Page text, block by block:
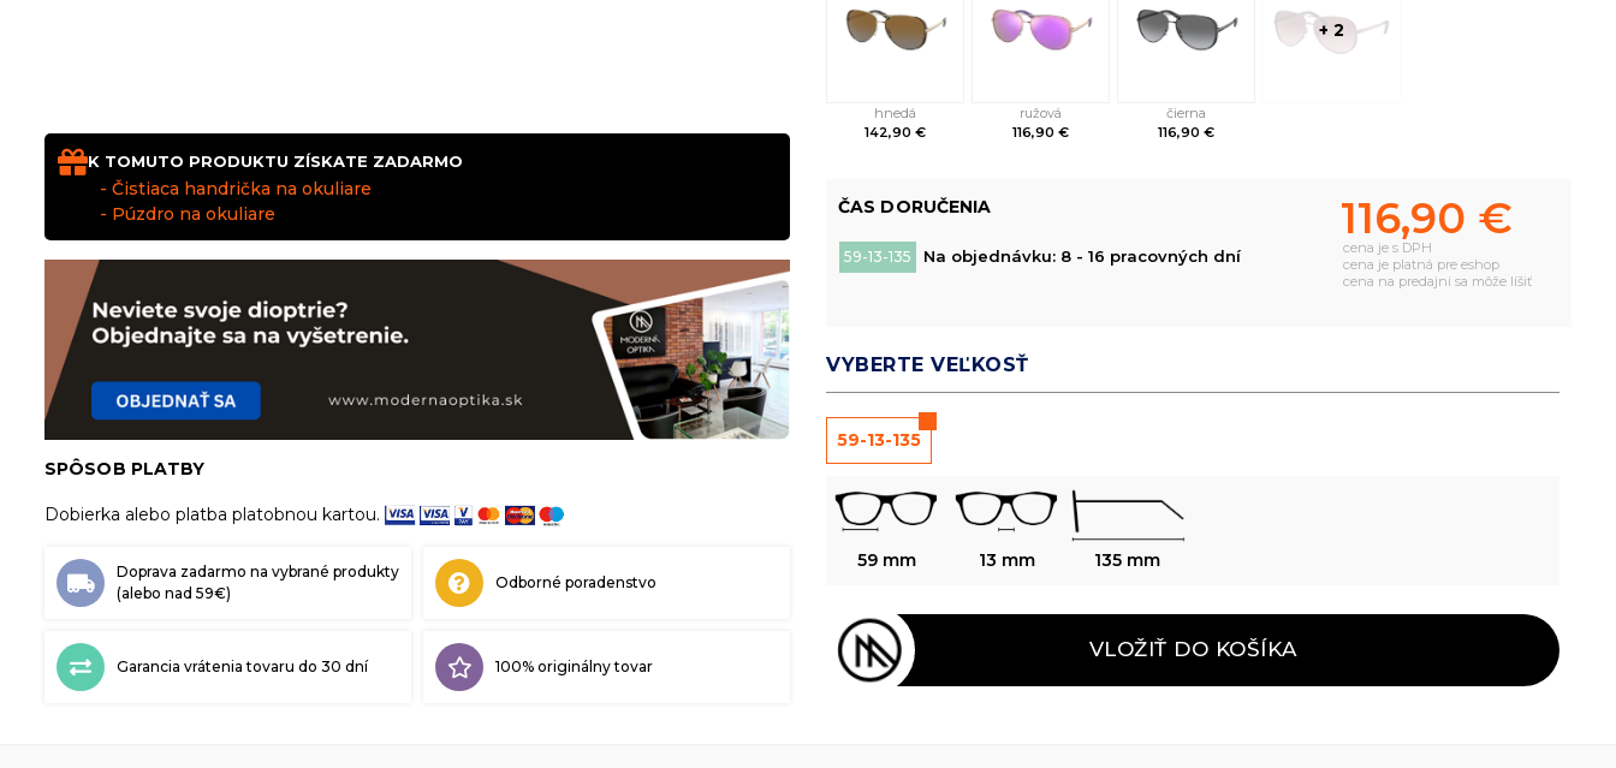
K TOMUTO PRODUKTU ZÍSKATE ZADARMO
- Čistiaca handrička na okuliare
- Púzdro na okuliare
SPÔSOB PLATBY
Dobierka alebo platba platobnou kartou.
Doprava zadarmo na vybrané produkty
(alebo nad 59€)
Odborné poradenstvo
Garancia vrátenia tovaru do 30 dní 100% originálny tovar
hnedá
142,90 €
ružová
116,90 €
čierna
116,90 €
+ 2
ČAS DORUČENIA
59-13-135 Na objednávku: 8 - 16 pracovných dní
116,90 €
cena je s DPH
cena je platná pre eshop
cena na predajni sa môže líšiť
VYBERTE VEĽKOSŤ
59-13-135
59 mm 13 mm 135 mm
VLOŽIŤ DO KOŠÍKA